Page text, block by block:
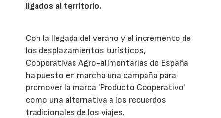
ligados al territorio.
Con la llegada del verano y el incremento de
los desplazamientos turísticos,
Cooperativas Agro-alimentarias de España
ha puesto en marcha una campaña para
promover la marca 'Producto Cooperativo'
como una alternativa a los recuerdos
tradicionales de los viajes.